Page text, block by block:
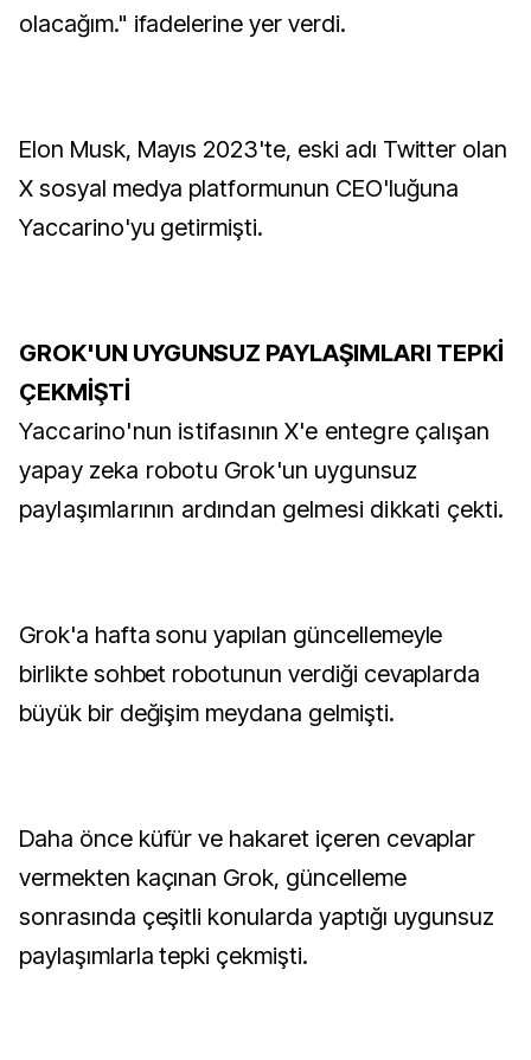
olacağım." ifadelerine yer verdi.
Elon Musk, Mayıs 2023'te, eski adı Twitter olan
X sosyal medya platformunun CEO'luğuna
Yaccarino'yu getirmişti.
GROK'UN UYGUNSUZ PAYLAŞIMLARI TEPKİ
ÇEKMİŞTİ
Yaccarino'nun istifasının X'e entegre çalışan
yapay zeka robotu Grok'un uygunsuz
paylaşımlarının ardından gelmesi dikkati çekti.
Grok'a hafta sonu yapılan güncellemeyle
birlikte sohbet robotunun verdiği cevaplarda
büyük bir değişim meydana gelmişti.
Daha önce küfür ve hakaret içeren cevaplar
vermekten kaçınan Grok, güncelleme
sonrasında çeşitli konularda yaptığı uygunsuz
paylaşımlarla tepki çekmişti.